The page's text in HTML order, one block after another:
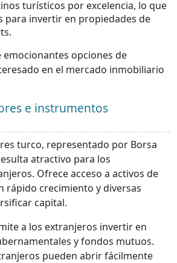
turísticos por excelencia, lo que
para invertir en propiedades de
opciones de
en el mercado inmobiliario
e instrumentos
turco, representado por Borsa
atractivo para los
Ofrece acceso a activos de
rápido crecimiento y diversas
capital.
a los extranjeros invertir en
y fondos mutuos.
pueden abrir fácilmente